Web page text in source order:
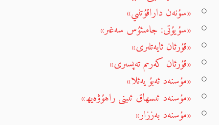
«سۇنەن داراقۇتنىي»
«سۇيۇتى: جامىئۇس سەغىر»
«قۇرئان ئايەتلىرى»
«قۇرئان كەرىم تەپسىرى»
«مۇسنەد ئەبۇ يەئلا»
«مۇسنەد ئىسھاق ئىبنى راھۇۋەيھ»
«مۇسنەد بەززار»